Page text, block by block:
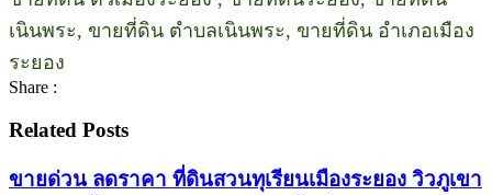
เนินพระ, ขายที่ดิน ตำบลเนินพระ, ขายที่ดิน อำเภอเมือง
ระยอง
Share :
Related Posts
ขายด่วน ลดราคา ที่ดินสวนทุเรียนเมืองระยอง วิวภูเขา